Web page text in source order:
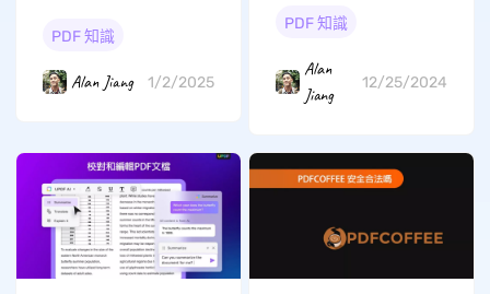
PDF 知識
Alan Jiang 1/2/2025
PDF 知識
Alan
Jiang
12/25/2024